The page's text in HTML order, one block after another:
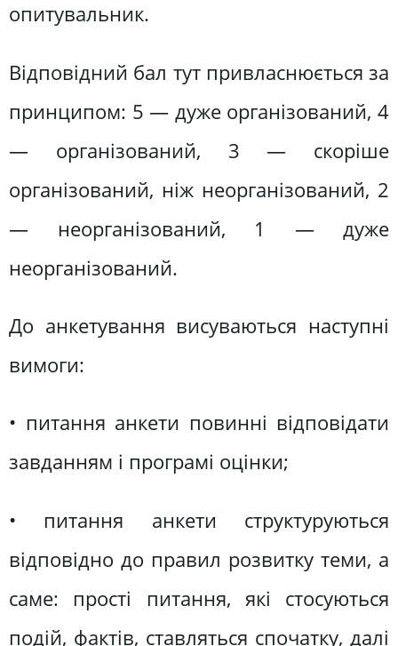
опитувальник.
Відповідний бал тут привласнюється за
принципом: 5 — дуже організований, 4
— організований, 3 — скоріше
організований, ніж неорганізований, 2
— неорганізований, 1 — дуже
неорганізований.
До анкетування висуваються наступні
вимоги:
• питання анкети повинні відповідати
завданням і програмі оцінки;
• питання анкети структуруються
відповідно до правил розвитку теми, а
саме: прості питання, які стосуються
подій, фактів, ставляться спочатку, далі